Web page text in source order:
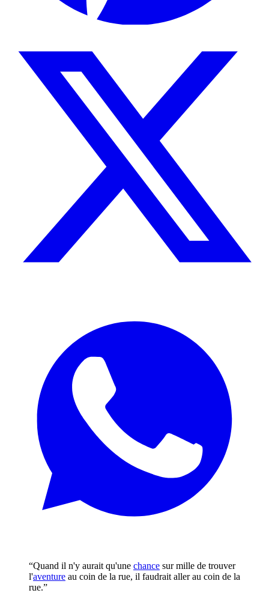
“Quand il n'y aurait qu'une chance sur mille de trouver
l'aventure au coin de la rue, il faudrait aller au coin de la
rue.”